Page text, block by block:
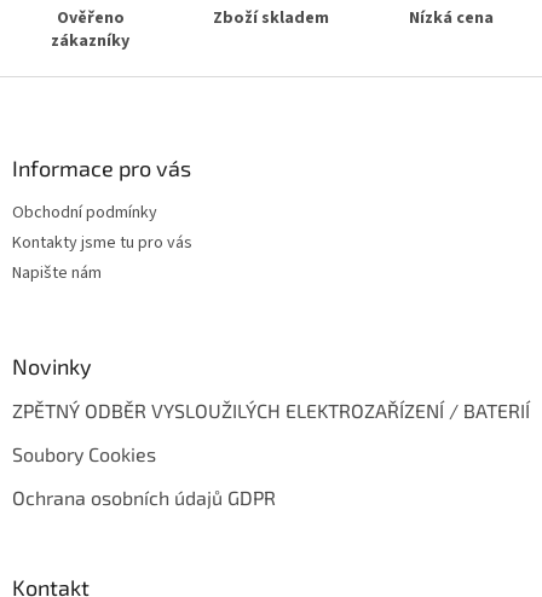
i
u
Ověřeno
zákazníky
Zboží skladem Nízká cena
Informace pro vás
Obchodní podmínky
Kontakty jsme tu pro vás
Napište nám
Novinky
ZPĚTNÝ ODBĚR VYSLOUŽILÝCH ELEKTROZAŘÍZENÍ / BATERIÍ
Soubory Cookies
Ochrana osobních údajů GDPR
Kontakt